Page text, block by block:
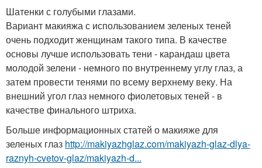
Шатенки с голубыми глазами.
Вариант макияжа с использованием зеленых теней
очень подходит женщинам такого типа. В качестве
основы лучше использовать тени - карандаш цвета
молодой зелени - немного по внутреннему углу глаз, а
затем провести тенями по всему верхнему веку. На
внешний угол глаз немного фиолетовых теней - в
качестве финального штриха.
Больше информационных статей о макияже для
зеленых глаз http://makiyazhglaz.com/makiyazh-glaz-dlya-
raznyh-cvetov-glaz/makiyazh-d...